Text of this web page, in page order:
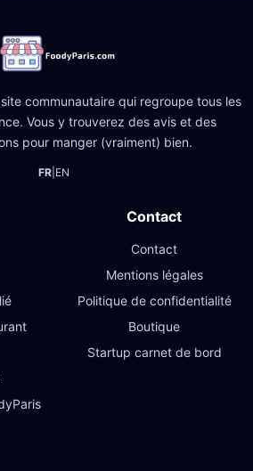
communautaire qui regroupe tous les
Vous y trouverez des avis et des
pour manger (vraiment) bien.
FR| EN
Contact
Contact
Mentions légales
Politique de confidentialité
Boutique
Startup carnet de bord